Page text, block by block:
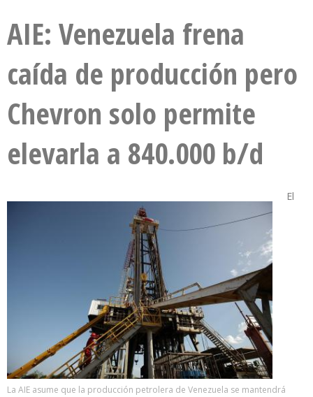
AIE: Venezuela frena
caída de producción pero
Chevron solo permite
elevarla a 840.000 b/d
La AIE asume que la producción petrolera de Venezuela se mantendrá
El